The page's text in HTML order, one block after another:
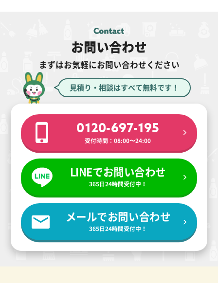
お問い合わせ
まずはお気軽にお問い合わせください
見積り・相談はすべて無料です！
0120-697-195
受付時間：08:00〜24:00
LINEでお問い合わせ
365日24時間受付中！
メールでお問い合わせ
365日24時間受付中！